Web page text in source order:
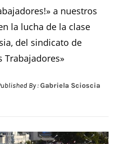
a nuestros
la lucha de la clase
del sindicato de
Trabajadores»
By :Gabriela Scioscia